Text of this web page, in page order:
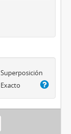
Superposición
Exacto